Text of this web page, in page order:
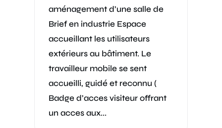
aménagement d’une salle de
Brief en industrie Espace
accueillant les utilisateurs
extérieurs au bâtiment. Le
travailleur mobile se sent
accueilli, guidé et reconnu (
Badge d’acces visiteur offrant
un acces aux...